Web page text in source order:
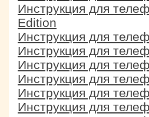
Инструкция для
Edition
Инструкция для
Инструкция для
Инструкция для
Инструкция для
Инструкция для
Инструкция для